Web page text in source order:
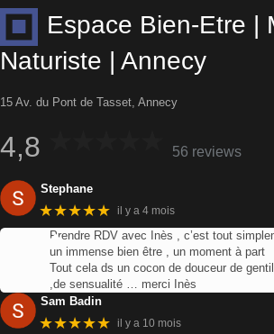
Espace Bien-Etre |
Naturiste | Annecy
15 Av. du Pont de Tasset, Annecy
4,8 56 reviews
Stephane
★★★★★ il y a 4 mois
Prendre RDV avec Inès , c’est tout
un immense bien être , un moment à part
Tout cela ds un cocon de douceur de
,de sensualité … merci Inès
Sam Badin
★★★★★ il y a 10 mois